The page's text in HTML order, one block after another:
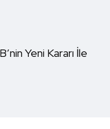
Yeni Kararı İle